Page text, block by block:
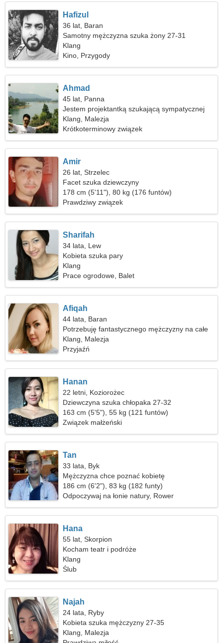
Hafizul
36 lat, Baran
Samotny mężczyzna szuka żony 27-31
Klang
Kino, Przygody
Ahmad
45 lat, Panna
Jestem projektantką szukającą sympatycznej
kobiety
Klang, Malezja
Krótkoterminowy związek
Amir
26 lat, Strzelec
Facet szuka dziewczyny
178 cm (5'11"), 80 kg (176 funtów)
Prawdziwy związek
Sharifah
34 lata, Lew
Kobieta szuka pary
Klang
Prace ogrodowe, Balet
Afiqah
44 lata, Baran
Potrzebuję fantastycznego mężczyzny na całe
życie
Klang, Malezja
Przyjaźń
Hanan
22 letni, Koziorożec
Dziewczyna szuka chłopaka 27-32
163 cm (5'5"), 55 kg (121 funtów)
Związek małżeński
Tan
33 lata, Byk
Mężczyzna chce poznać kobietę
186 cm (6'2"), 83 kg (182 funty)
Odpoczywaj na łonie natury, Rower
Hana
55 lat, Skorpion
Kocham teatr i podróże
Klang
Ślub
Najah
24 lata, Ryby
Kobieta szuka mężczyzny 27-35
Klang, Malezja